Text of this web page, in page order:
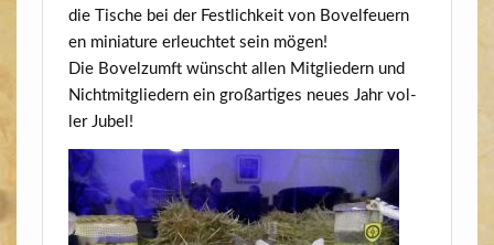
die Tische bei der Fest­lich­keit von Bovel­feu­ern
en minia­tu­re erleuch­tet sein mögen!
Die Bovelzumft wünscht allen Mit­glie­dern und
Nicht­mit­glie­dern ein groß­ar­ti­ges neu­es Jahr vol­
ler Jubel!